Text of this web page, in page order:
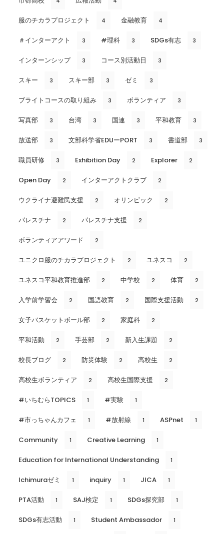
服のチカラプロジェクト 4 金融教育 4
＃インターアクト 3 #理科 3 SDGs有志 3
インターンシップ 3 コース別活動日 3
スキー 3 スキー部 3 ゼミ 3
ブライトコースの取り組み 3 ボランティア 3
写真部 3 台湾 3 国連 3 平和教育 3
放送部 3 文部科学省EDUーPORT 3 書道部 3
職員研修 3 Exhibition Day 2 Explorer 2
Open Day 2 インターアクトクラブ 2
ウクライナ避難民支援 2 オリンピック 2
パレスチナ 2 パレスチナ支援 2
ボランティアアワード 2
ユニクロ服のチカラプロジェクト 2 ユネスコ 2
ユネスコ平和教育推進部 2 中学校 2 体育 2
入学前学習会 2 国語教育 2 国際支援活動 2
女子バスケットボール部 2 家庭科 2
平和活動 2 手芸部 2 新入生課題 2
校長ブログ 2 防災体験 2 高校生 2
高校生ボランティア 2 高校生国際支援 2
#いちむらTOPICS 1 #実験 1
#市っちゃんカフェ 1 #放射線 1 ASPnet 1
Community 1 Creative Learning 1
Education for International Understanding 1
Ichimuraゼミ 1 inquiry 1 JICA 1
PTA活動 1 SAJ検定 1 SDGs探究部 1
SDGs有志活動 1 Student Ambassador 1